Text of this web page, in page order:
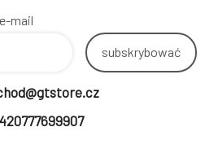
Black Jack
mail
subskrybować